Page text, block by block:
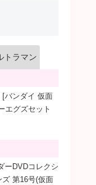
トラマン
[バンダイ 仮面
エグズセット
ーDVDコレクシ
ズ 第16号(仮面